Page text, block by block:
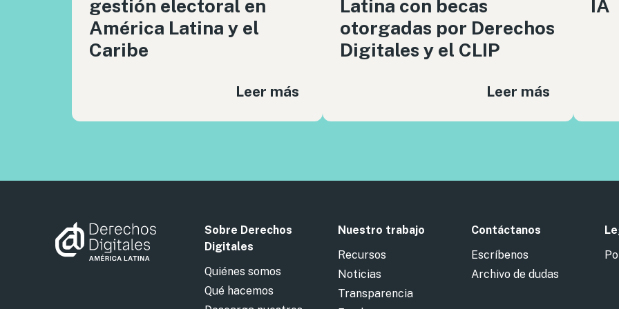
gestión electoral en
América Latina y el
Caribe
Leer más
Latina con becas
otorgadas por Derechos
Digitales y el CLIP
Leer más
IA
Sobre Derechos
Digitales
Quiénes somos
Qué hacemos
Nuestro trabajo
Recursos
Noticias
Transparencia
Contáctanos
Escríbenos
Archivo de dudas